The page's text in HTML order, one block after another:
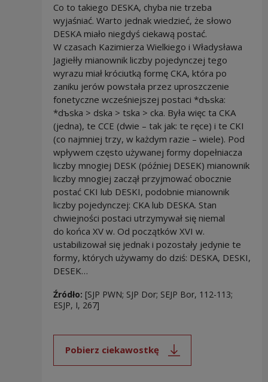
Co to takiego DESKA, chyba nie trzeba
wyjaśniać. Warto jednak wiedzieć, że słowo
DESKA miało niegdyś ciekawą postać.
W czasach Kazimierza Wielkiego i Władysława
Jagiełły mianownik liczby pojedynczej tego
wyrazu miał króciutką formę CKA, która po
zaniku jerów powstała przez uproszczenie
fonetyczne wcześniejszej postaci *dъska:
*dъska > dska > tska > cka. Była więc ta CKA
(jedna), te CCE (dwie – tak jak: te ręce) i te CKI
(co najmniej trzy, w każdym razie – wiele). Pod
wpływem często używanej formy dopełniacza
liczby mnogiej DESK (później DESEK) mianownik
liczby mnogiej zaczął przyjmować obocznie
postać CKI lub DESKI, podobnie mianownik
liczby pojedynczej: CKA lub DESKA. Stan
chwiejności postaci utrzymywał się niemal
do końca XV w. Od początków XVI w.
ustabilizował się jednak i pozostały jedynie te
formy, których używamy do dziś: DESKA, DESKI,
DESEK…
Źródło: [SJP PWN; SJP Dor; SEJP Bor, 112-113;
ESJP, I, 267]
Pobierz ciekawostkę
Uwaga, link zostanie otwarty